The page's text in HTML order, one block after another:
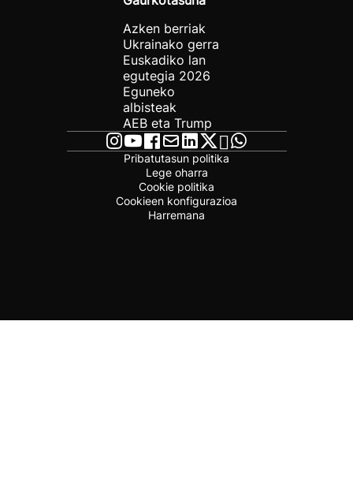
Azken berriak
Ukrainako gerra
Euskadiko lan
egutegia 2026
Eguneko
albisteak
AEB eta Trump
Pribatutasun politika
Lege oharra
Cookie politika
Cookieen konfigurazioa
Harremana